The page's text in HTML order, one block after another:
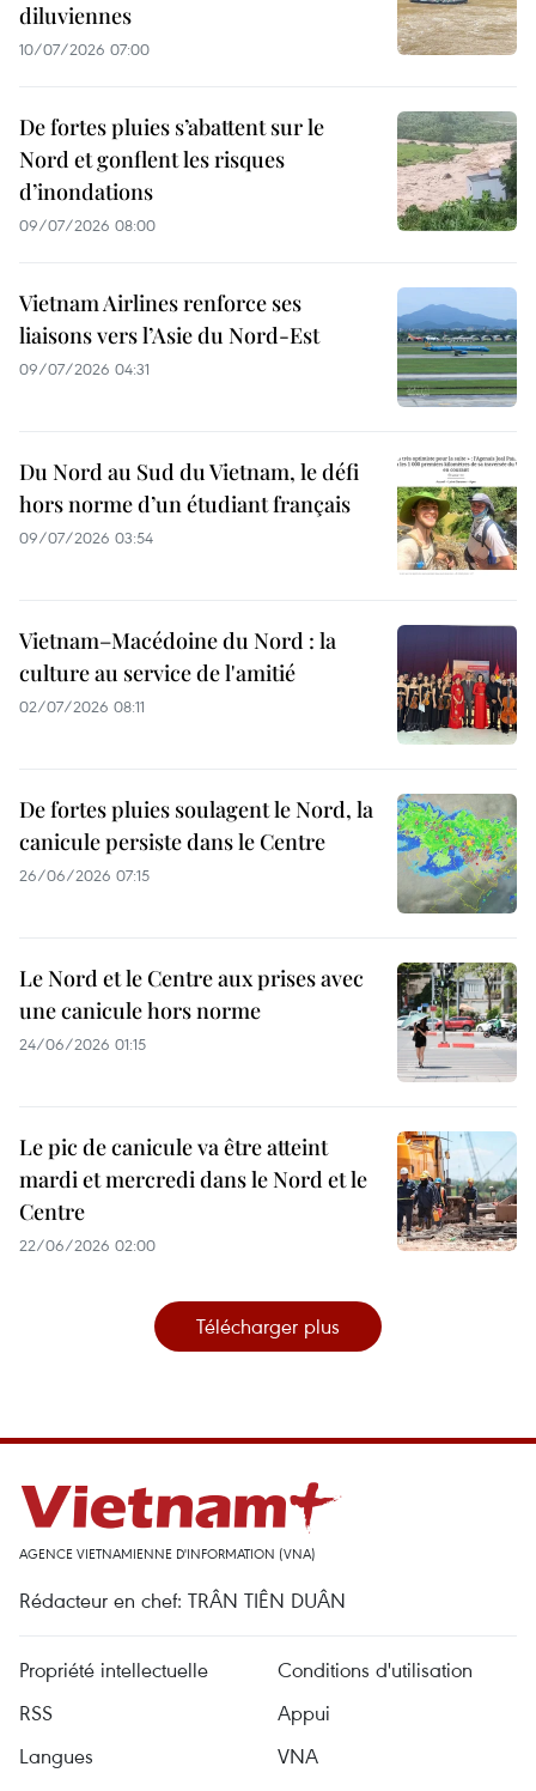
diluviennes
10/07/2026 07:00
De fortes pluies s’abattent sur le
Nord et gonflent les risques
d’inondations
09/07/2026 08:00
Vietnam Airlines renforce ses
liaisons vers l’Asie du Nord-Est
09/07/2026 04:31
Du Nord au Sud du Vietnam, le défi
hors norme d’un étudiant français
09/07/2026 03:54
Vietnam–Macédoine du Nord : la
culture au service de l'amitié
02/07/2026 08:11
De fortes pluies soulagent le Nord, la
canicule persiste dans le Centre
26/06/2026 07:15
Le Nord et le Centre aux prises avec
une canicule hors norme
24/06/2026 01:15
Le pic de canicule va être atteint
mardi et mercredi dans le Nord et le
Centre
22/06/2026 02:00
Télécharger plus
AGENCE VIETNAMIENNE D'INFORMATION (VNA)
Rédacteur en chef: TRÂN TIÊN DUÂN
Propriété intellectuelle
Conditions d'utilisation
RSS
Appui
Langues
VNA